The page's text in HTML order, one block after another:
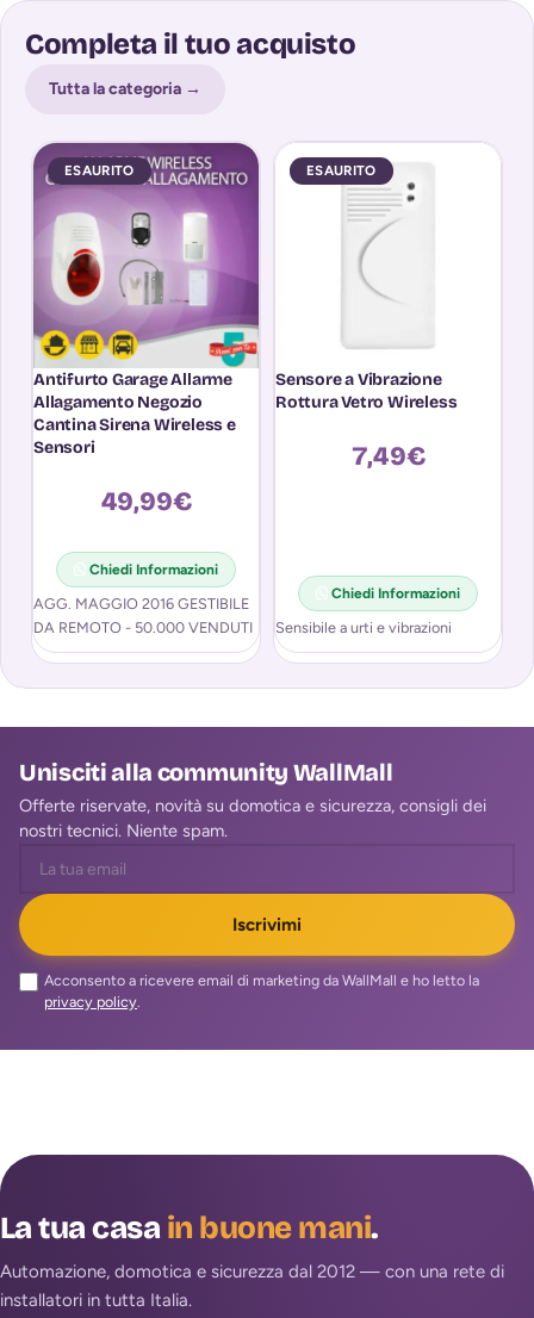
Completa il tuo acquisto
Tutta la categoria →
ESAURITO
Antifurto Garage Allarme
Allagamento Negozio
Cantina Sirena Wireless e
Sensori
49,99€
Chiedi Informazioni
AGG. MAGGIO 2016 GESTIBILE
DA REMOTO - 50.000 VENDUTI
ESAURITO
Sensore a Vibrazione
Rottura Vetro Wireless
7,49€
Chiedi Informazioni
Sensibile a urti e vibrazioni
Unisciti alla community WallMall
Offerte riservate, novità su domotica e sicurezza, consigli dei
nostri tecnici. Niente spam.
Iscrivimi
Acconsento a ricevere email di marketing da WallMall e ho letto la
privacy policy.
La tua casain buone mani.
Automazione, domotica e sicurezza dal 2012 — con una rete di
installatori in tutta Italia.